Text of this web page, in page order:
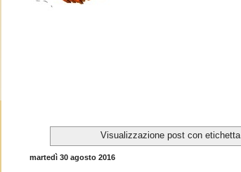
Visualizzazione post con etichetta
martedì 30 agosto 2016